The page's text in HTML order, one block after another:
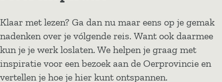
Klaar met lezen? Ga dan nu maar eens op je gemak
nadenken over je vólgende reis. Want ook daarmee
kun je je werk loslaten. We helpen je graag met
inspiratie voor een bezoek aan de Oerprovincie en
vertellen je hoe je hier kunt ontspannen.